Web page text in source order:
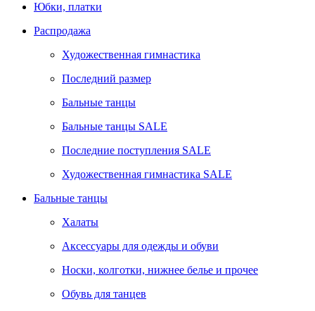
Юбки, платки
Распродажа
Художественная гимнастика
Последний размер
Бальные танцы
Бальные танцы SALE
Последние поступления SALE
Художественная гимнастика SALE
Бальные танцы
Халаты
Аксессуары для одежды и обуви
Носки, колготки, нижнее белье и прочее
Обувь для танцев